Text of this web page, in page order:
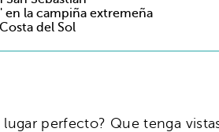
en la campiña extremeña
del Sol
perfecto? Que tenga